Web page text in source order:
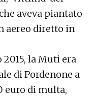
aveva piantato
aereo diretto in
la Muti era
di Pordenone a
euro di multa,